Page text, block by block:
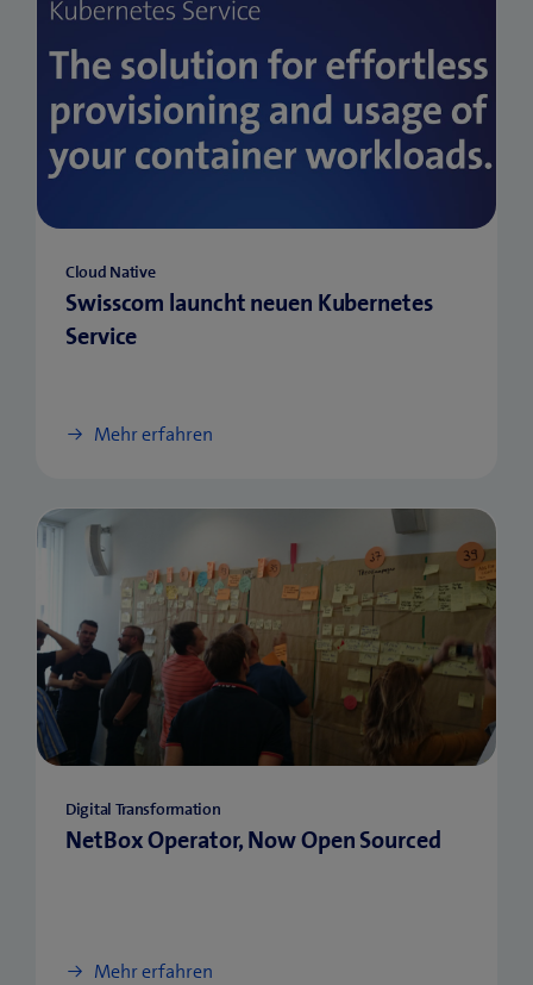
Cloud Native
Swisscom launcht neuen Kubernetes
Service
Mehr erfahren
Digital Transformation
NetBox Operator, Now Open Sourced
Mehr erfahren